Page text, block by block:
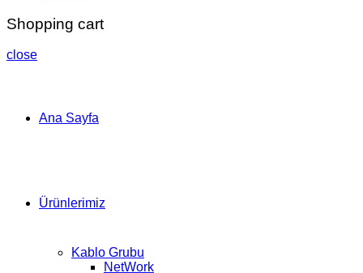
Shopping cart
close
Ana Sayfa
Ürünlerimiz
Kablo Grubu
NetWork